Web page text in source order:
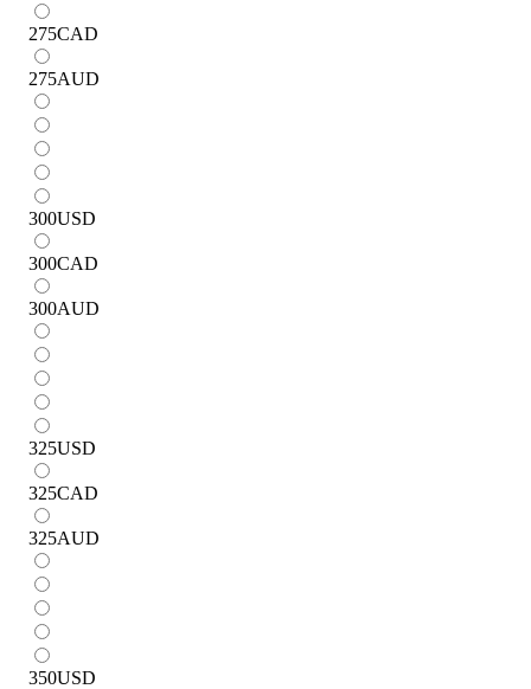
275CAD
275AUD
300USD
300CAD
300AUD
325USD
325CAD
325AUD
350USD